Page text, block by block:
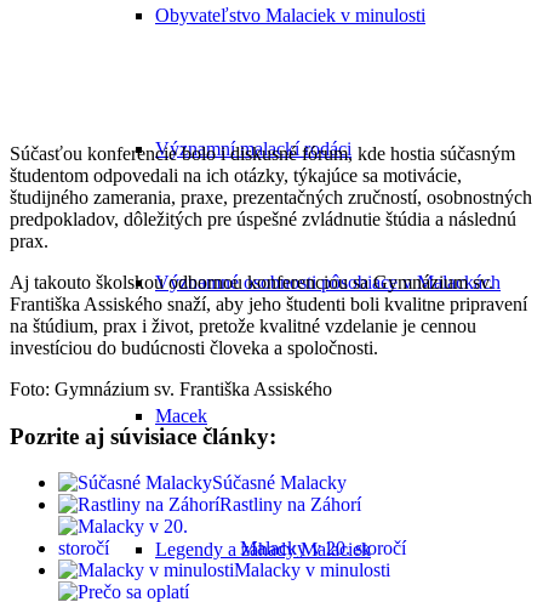
Obyvateľstvo Malaciek v minulosti
Významní malackí rodáci
Významné osobnosti pôsobiace v Malackách
Macek
Legendy a záhady Malaciek
Súčasťou konferencie bolo i diskusné fórum, kde hostia súčasným
študentom odpovedali na ich otázky, týkajúce sa motivácie,
študijného zamerania, praxe, prezentačných zručností, osobnostných
predpokladov, dôležitých pre úspešné zvládnutie štúdia a následnú
prax.
Aj takouto školskou odbornou konferenciou sa Gymnázium sv.
Františka Assiského snaží, aby jeho študenti boli kvalitne pripravení
na štúdium, prax i život, pretože kvalitné vzdelanie je cennou
investíciou do budúcnosti človeka a spoločnosti.
Foto: Gymnázium sv. Františka Assiského
Pozrite aj súvisiace články:
Súčasné Malacky
Rastliny na Záhorí
Malacky v 20. storočí
Malacky v minulosti